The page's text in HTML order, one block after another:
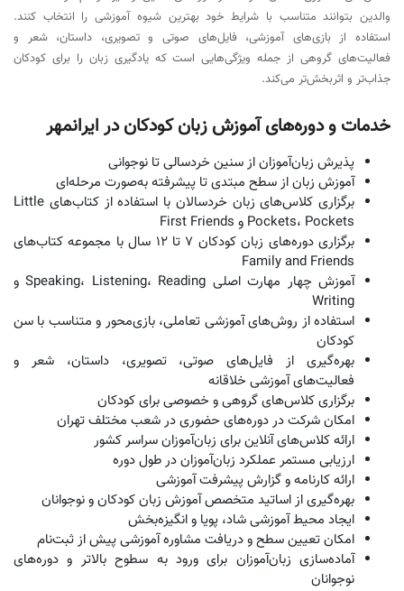
والدین بتوانند متناسب با شرایط خود بهترین شیوه آموزشی را انتخاب کنند.
استفاده از بازی‌های آموزشی، فایل‌های صوتی و تصویری، داستان، شعر و
فعالیت‌های گروهی از جمله ویژگی‌هایی است که یادگیری زبان را برای کودکان
جذاب‌تر و اثربخش‌تر می‌کند.
خدمات و دوره‌های آموزش زبان کودکان در ایرانمهر
پذیرش زبان‌آموزان از سنین خردسالی تا نوجوانی
آموزش زبان از سطح مبتدی تا پیشرفته به‌صورت مرحله‌ای
برگزاری کلاس‌های زبان خردسالان با استفاده از کتاب‌های Little
Pockets، Pockets و First Friends
برگزاری دوره‌های زبان کودکان 7 تا 12 سال با مجموعه کتاب‌های
Family and Friends
آموزش چهار مهارت اصلی Speaking، Listening، Reading و
Writing
استفاده از روش‌های آموزشی تعاملی، بازی‌محور و متناسب با سن
کودکان
بهره‌گیری از فایل‌های صوتی، تصویری، داستان، شعر و
فعالیت‌های آموزشی خلاقانه
برگزاری کلاس‌های گروهی و خصوصی برای کودکان
امکان شرکت در دوره‌های حضوری در شعب مختلف تهران
ارائه کلاس‌های آنلاین برای زبان‌آموزان سراسر کشور
ارزیابی مستمر عملکرد زبان‌آموزان در طول دوره
ارائه کارنامه و گزارش پیشرفت آموزشی
بهره‌گیری از اساتید متخصص آموزش زبان کودکان و نوجوانان
ایجاد محیط آموزشی شاد، پویا و انگیزه‌بخش
امکان تعیین سطح و دریافت مشاوره آموزشی پیش از ثبت‌نام
آماده‌سازی زبان‌آموزان برای ورود به سطوح بالاتر و دوره‌های
نوجوانان